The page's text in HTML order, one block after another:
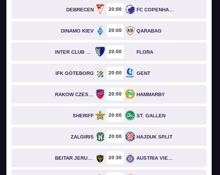
DEBRECEN 20 00 FC COPENHAGEN
DINAMO KIEV 20 00 QARABAG
20 00 FLORA
IFK GÖTEBORG 20 00 GENT
RAKOW CZESTOCHOWA 20 00 HAMMARBY
SHERIFF 20 00 ST. GALLEN
ZALGIRIS 20 00 HAJDUK SPLIT
BEITAR JERUSALEM 20 30